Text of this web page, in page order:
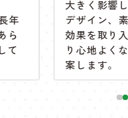
年
ら
て
大きく影響
デザイン、
効果を取り
り心地よく
案します。